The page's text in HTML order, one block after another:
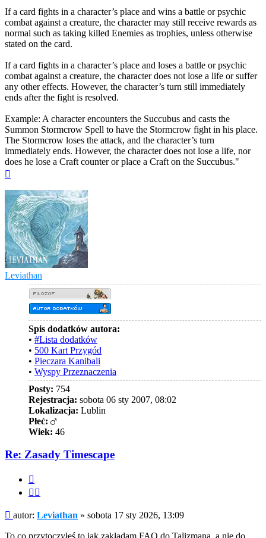
If a card fights in a character’s place and wins a battle or psychic
combat against a creature, the character may still receive rewards as
normal such as taking killed Enemies as trophies, unless otherwise
stated on the card.
If a card fights in a character’s place and loses a battle or psychic
combat against a creature, the character does not lose a life or suffer
any other effects. However, the character’s turn still immediately
ends after the fight is resolved.
Example: A character encounters the Succubus and casts the
Summon Stormcrow Spell to have the Stormcrow fight in his place.
The Stormcrow loses the attack, and the character’s turn
immediately ends. However, the character does not lose a life, nor
does he lose a Craft counter or place a Craft on the Succubus."
Leviathan
Spis dodatków autora:
• #Lista dodatków
• 500 Kart Przygód
• Pieczara Kanibali
• Wyspy Przeznaczenia
Posty: 754
Rejestracja: sobota 06 sty 2007, 08:02
Lokalizacja: Lublin
Płeć:
Wiek: 46
Re: Zasady Timescape
Post
autor: Leviathan » sobota 17 sty 2026, 13:09